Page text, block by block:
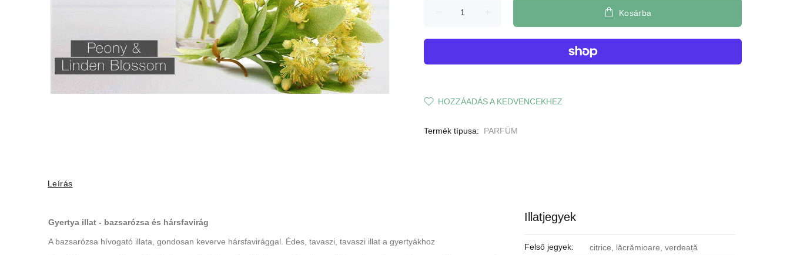
Kosárba
HOZZÁADÁS A KEDVENCEKHEZ
Termék típusa: PARFÜM
Leírás
Gyertya illat - bazsarózsa és hársfavirág
A bazsarózsa hívogató illata, gondosan keverve hársfavirággal. Édes, tavaszi, tavaszi illat a gyertyákhoz
Illatjegyek
Felső jegyek: citrice, lăcrămioare, verdeață